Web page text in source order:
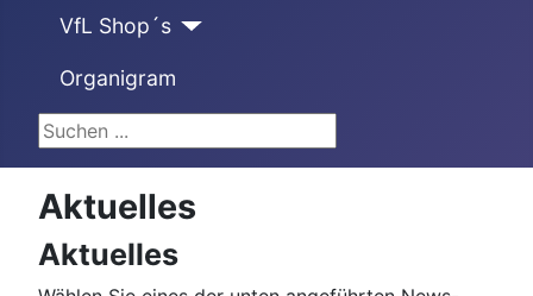
VfL Shop´s
Organigram
Suchen ...
Aktuelles
Aktuelles